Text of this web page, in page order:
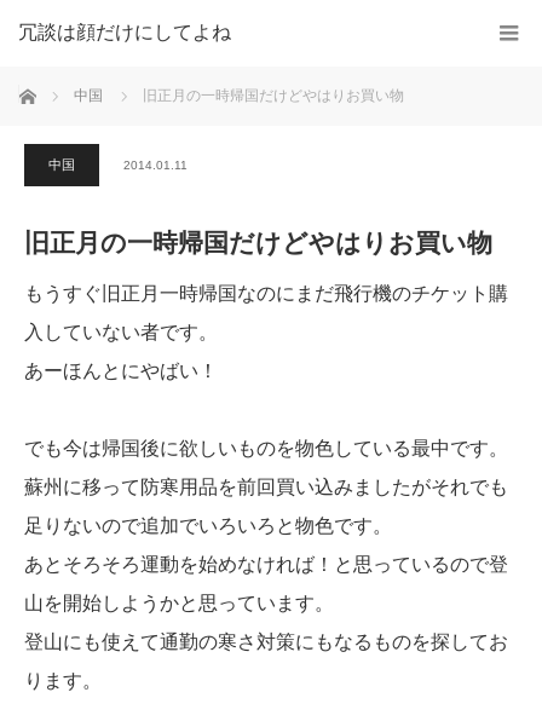
冗談は顔だけにしてよね
ホーム 中国 旧正月の一時帰国だけどやはりお買い物
中国 2014.01.11
旧正月の一時帰国だけどやはりお買い物
もうすぐ旧正月一時帰国なのにまだ飛行機のチケット購
入していない者です。
あーほんとにやばい！
でも今は帰国後に欲しいものを物色している最中です。
蘇州に移って防寒用品を前回買い込みましたがそれでも
足りないので追加でいろいろと物色です。
あとそろそろ運動を始めなければ！と思っているので登
山を開始しようかと思っています。
登山にも使えて通勤の寒さ対策にもなるものを探してお
ります。